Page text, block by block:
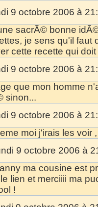
9 octobre 2006 à
sacrÃ© bonne
je sens qu'il faut
cette recette qui
9 octobre 2006 à
que mon homme
sinon...
9 octobre 2006 à
moi j'irais les voir
9 octobre 2006 à
ma cousine est
lien et merciiii ma
!